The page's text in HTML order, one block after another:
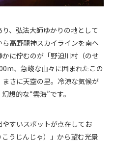
、弘法大師ゆかりの地として
高野龍神スカイラインを南へ
に佇むのが「野迫川村（のせ
、急峻な山々に囲まれたこの
さに天空の里。冷涼な気候が
想的な“雲海”です。
すいスポットが点在してお
うじんじゃ）」から望む光景